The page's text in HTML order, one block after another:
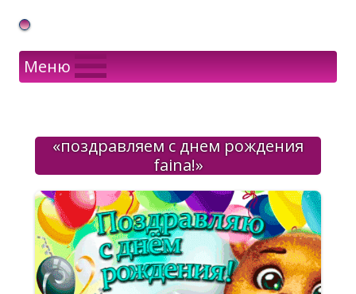
Gif Открытки в подарок
Меню
«поздравляем с днем рождения
faina!»